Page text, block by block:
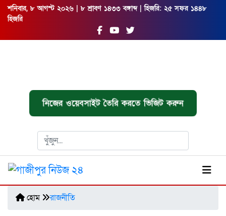
শনিবার, ৮ আগস্ট ২০২৬ | ৮ শ্রাবণ ১৪৩৩ বঙ্গাব্দ | হিজরি: ২৫ সফর ১৪৪৮
হিজরি
নিজের ওয়েবসাইট তৈরি করতে ভিজিট করুন
হোম রাজনীতি